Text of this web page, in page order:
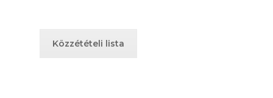
Közzétételi lista